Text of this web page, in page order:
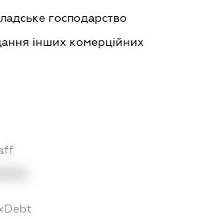
господарство
інших комерційних